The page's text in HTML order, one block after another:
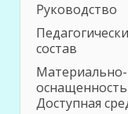
Руководство
состав
Материально-
Доступная